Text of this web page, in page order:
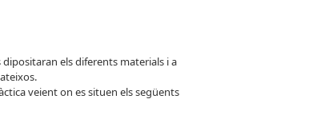
els diferents materials i a
veient on es situen els següents